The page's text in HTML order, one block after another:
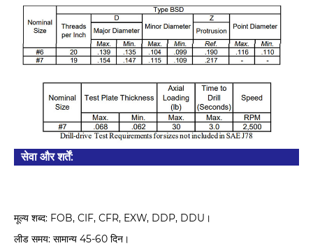
सेवा और शर्तें:
मूल्य शब्द: FOB, CIF, CFR, EXW, DDP, DDU।
लीड समय: सामान्य 45-60 दिन।